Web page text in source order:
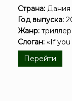
Страна: Дания
Год выпуска:
Жанр:
Слоган: «If you
Перейти